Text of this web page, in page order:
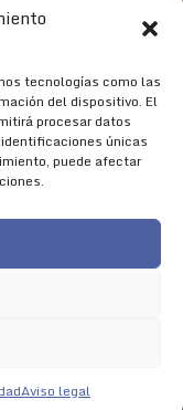
tecnologías como las
del dispositivo. El
procesar datos
únicas
puede afectar
Aviso legal
de Cookies